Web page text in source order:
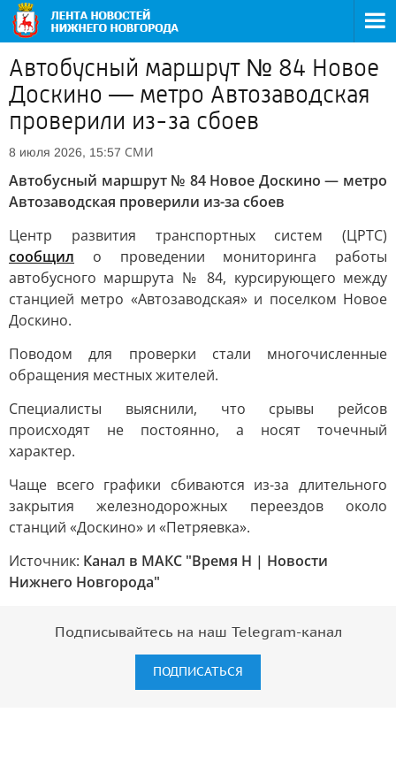
Автобусный маршрут № 84 Новое
Доскино — метро Автозаводская
проверили из-за сбоев
8 июля 2026, 15:57 СМИ
Автобусный маршрут № 84 Новое Доскино — метро
Автозаводская проверили из-за сбоев
Центр развития транспортных систем (ЦРТС)
сообщил о проведении мониторинга работы
автобусного маршрута № 84, курсирующего между
станцией метро «Автозаводская» и поселком Новое
Доскино.
Поводом для проверки стали многочисленные
обращения местных жителей.
Специалисты выяснили, что срывы рейсов
происходят не постоянно, а носят точечный
характер.
Чаще всего графики сбиваются из-за длительного
закрытия железнодорожных переездов около
станций «Доскино» и «Петряевка».
Источник: Канал в МАКС "Время Н | Новости
Нижнего Новгорода"
Подписывайтесь на наш Telegram-канал
ПОДПИСАТЬСЯ